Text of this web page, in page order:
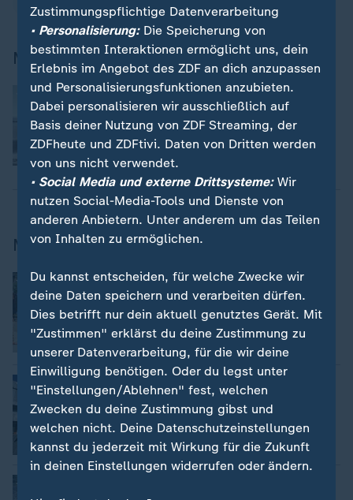
Afghanistan Angela Merkel
Mehr zum Afghanistan-Einsatz
Vor Machtübernahme in Kabul
Der Krieg der Geheimdienste gegen die
Taliban
von Alexander Bühler, Marcus Weller und Christian
Rohde
mit Video27:54
Mehr aus Afghanistan
Nachrichten | heute journal
Afghanistan und die Rückkehr der
Taliban
von Katrin Eigendorf
2:29
Bundesverfassungsgericht
:
Urteil: Aufnahme von Afghanen muss
einzeln geprüft werden
mit Video1:39
Sturzfluten in Ostafghanistan
Zustimmungspflichtige Datenverarbeitung
• Personalisierung:Die Speicherung von
bestimmten Interaktionen ermöglicht uns, dein
Erlebnis im Angebot des ZDF an dich anzupassen
und Personalisierungsfunktionen anzubieten.
Dabei personalisieren wir ausschließlich auf
Basis deiner Nutzung von ZDF Streaming, der
ZDFheute und ZDFtivi. Daten von Dritten werden
von uns nicht verwendet.
• Social Media und externe Drittsysteme:Wir
nutzen Social-Media-Tools und Dienste von
anderen Anbietern. Unter anderem um das Teilen
von Inhalten zu ermöglichen.
Du kannst entscheiden, für welche Zwecke wir
deine Daten speichern und verarbeiten dürfen.
Dies betrifft nur dein aktuell genutztes Gerät. Mit
"Zustimmen" erklärst du deine Zustimmung zu
unserer Datenverarbeitung, für die wir deine
Einwilligung benötigen. Oder du legst unter
"Einstellungen/Ablehnen" fest, welchen
Zwecken du deine Zustimmung gibst und
welchen nicht. Deine Datenschutzeinstellungen
kannst du jederzeit mit Wirkung für die Zukunft
in deinen Einstellungen widerrufen oder ändern.